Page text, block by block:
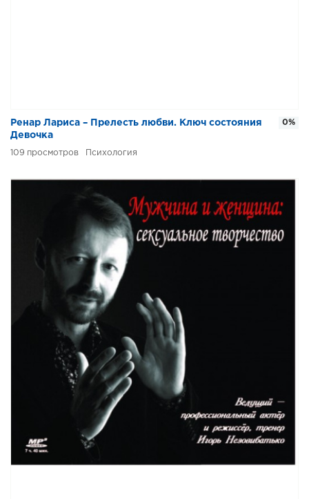
Ренар Лариса – Прелесть любви. Ключ состояния
Девочка
109 Психология
0%